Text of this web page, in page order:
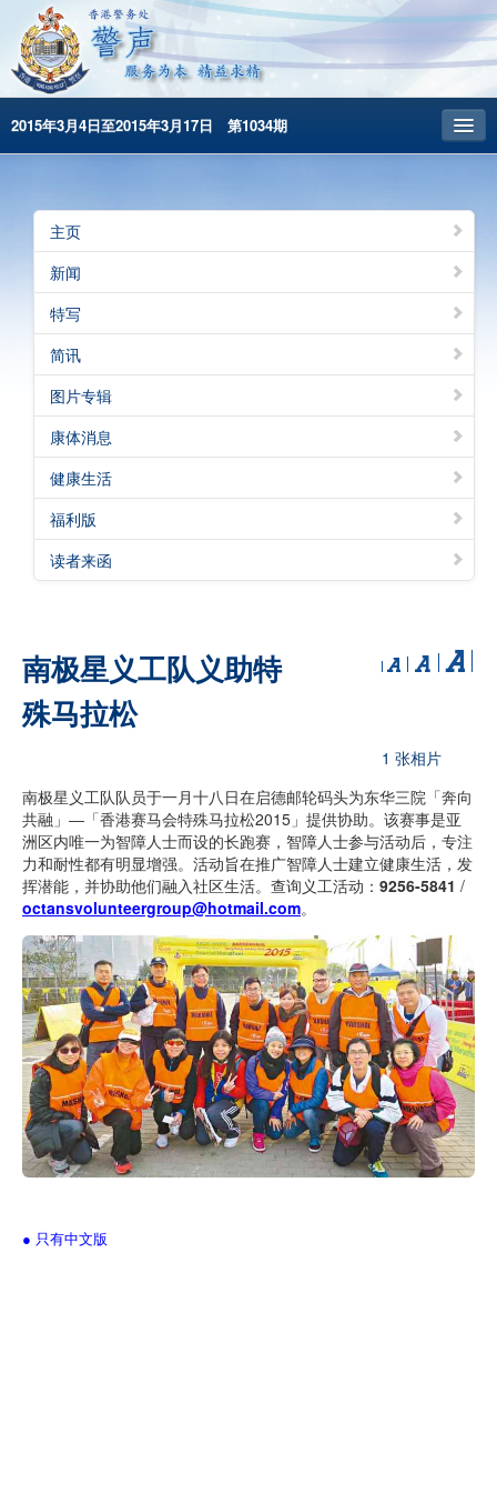
2015年3月4日至2015年3月17日 第1034期
昔日警声
警务处主页
繁體版
English
主页
新闻
特写
简讯
图片专辑
康体消息
健康生活
福利版
读者来函
南极星义工队义助特
殊马拉松
1 张相片
南极星义工队队员于一月十八日在启德邮轮码头为东华三院「奔向
共融」―「香港赛马会特殊马拉松2015」提供协助。该赛事是亚
洲区内唯一为智障人士而设的长跑赛，智障人士参与活动后，专注
力和耐性都有明显增强。活动旨在推广智障人士建立健康生活，发
挥潜能，并协助他们融入社区生活。查询义工活动： 9256-5841 /
octansvolunteergroup@hotmail.com。
● 只有中文版